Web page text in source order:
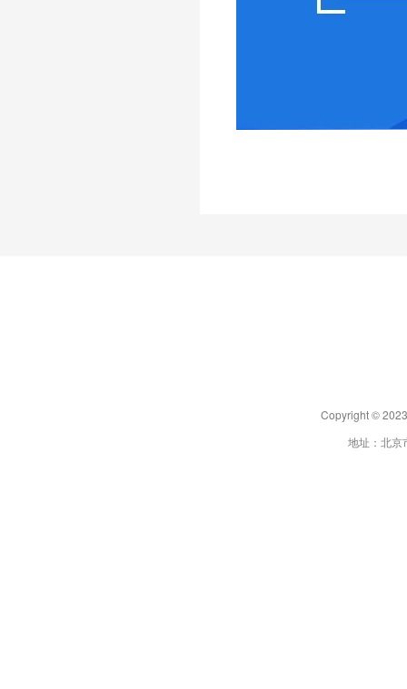
Copyright ©
地址：北京